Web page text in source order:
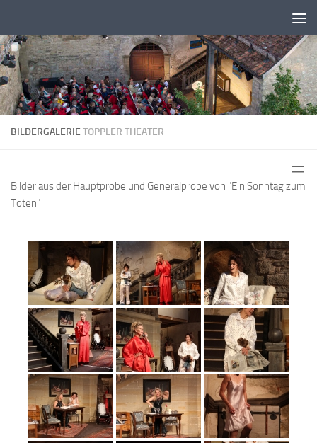
BILDERGALERIETOPPLER THEATER
Bilder aus der Hauptprobe und Generalprobe von "Ein Sonntag zum
Töten"